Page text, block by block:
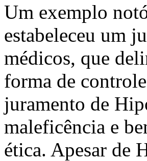
Um exemplo
estabeleceu um
médicos, que
forma de
juramento de
maleficência e
ética. Apesar de